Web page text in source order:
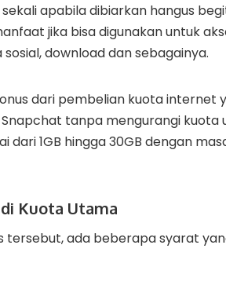
apabila dibiarkan hangus
jika bisa digunakan untuk
download dan sebagainya.
dari pembelian kuota internet
tanpa mengurangi kuota
1GB hingga 30GB dengan
Kuota Utama
tersebut, ada beberapa syarat